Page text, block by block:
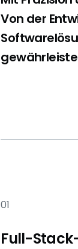
Von der
01
Full-